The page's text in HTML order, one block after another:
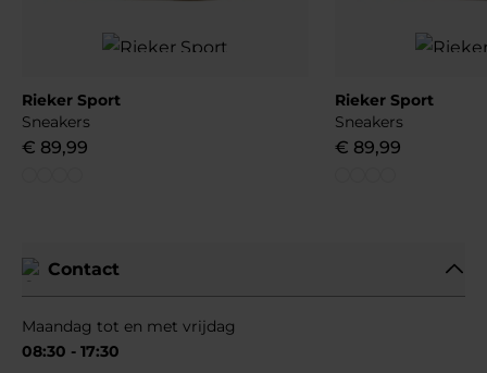
Rieker Sport
Sneakers
€ 89,99
Rieker Sport
Sneakers
€ 89,99
Contact
Maandag tot en met vrijdag
08:30 - 17:30